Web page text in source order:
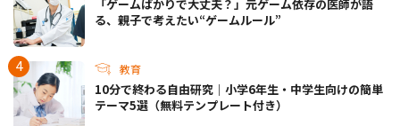
「ゲームばかりで大丈夫？」元ゲーム依存の医師が語
る、親子で考えたい“ゲームルール”
教育
10分で終わる自由研究｜小学6年生・中学生向けの簡単
テーマ5選（無料テンプレート付き）